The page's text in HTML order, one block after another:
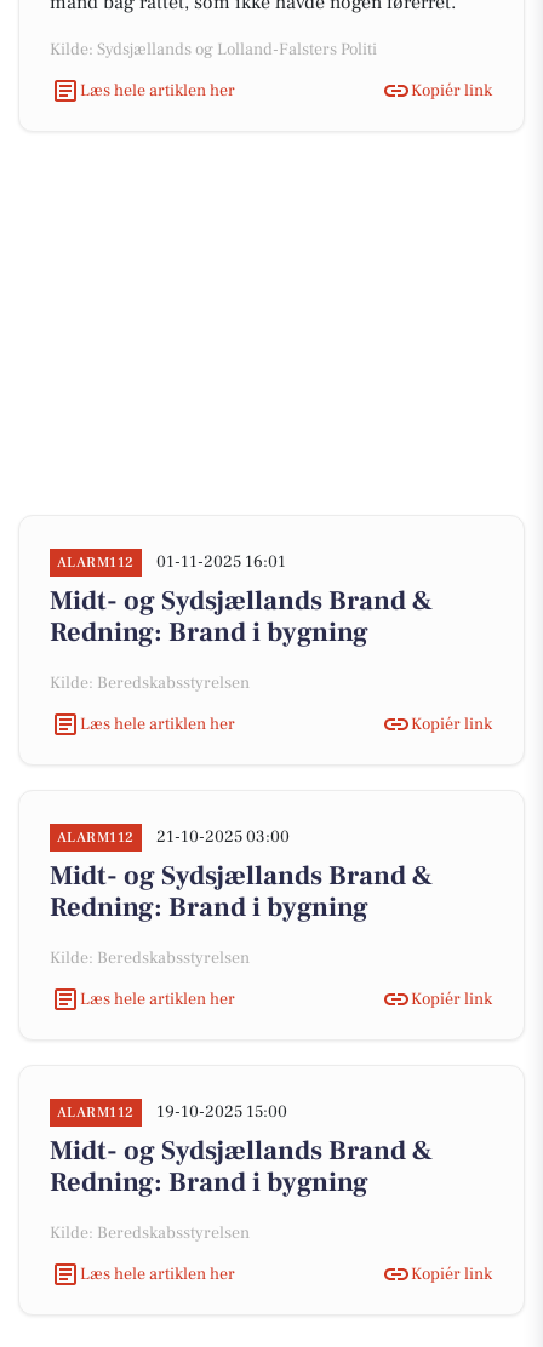
Kilde: Sydsjællands og Lolland-Falsters Politi
Læs hele artiklen her
Kopiér link
ALARM112 01-11-2025 16:01
Midt- og Sydsjællands Brand &
Redning: Brand i bygning
Kilde: Beredskabsstyrelsen
Læs hele artiklen her
Kopiér link
ALARM112 21-10-2025 03:00
Midt- og Sydsjællands Brand &
Redning: Brand i bygning
Kilde: Beredskabsstyrelsen
Læs hele artiklen her
Kopiér link
ALARM112 19-10-2025 15:00
Midt- og Sydsjællands Brand &
Redning: Brand i bygning
Kilde: Beredskabsstyrelsen
Læs hele artiklen her
Kopiér link